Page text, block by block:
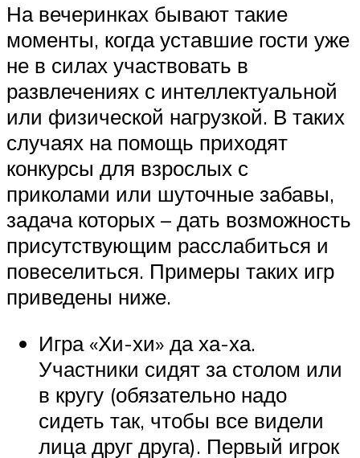
На вечеринках бывают такие
моменты, когда уставшие гости уже
не в силах участвовать в
развлечениях с интеллектуальной
или физической нагрузкой. В таких
случаях на помощь приходят
конкурсы для взрослых с
приколами или шуточные забавы,
задача которых – дать возможность
присутствующим расслабиться и
повеселиться. Примеры таких игр
приведены ниже.
Игра «Хи-хи» да ха-ха.
Участники сидят за столом или
в кругу (обязательно надо
сидеть так, чтобы все видели
лица друг друга). Первый игрок